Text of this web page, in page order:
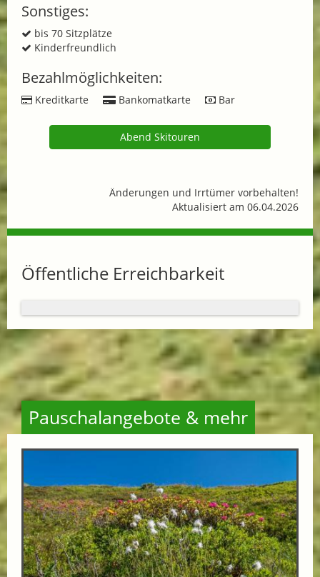
Sonstiges:
bis 70 Sitzplätze
Kinderfreundlich
Bezahlmöglichkeiten:
Kreditkarte Bankomatkarte Bar
Abend Skitouren
Änderungen und Irrtümer vorbehalten!
Aktualisiert am 06.04.2026
Öffentliche Erreichbarkeit
Pauschalangebote & mehr